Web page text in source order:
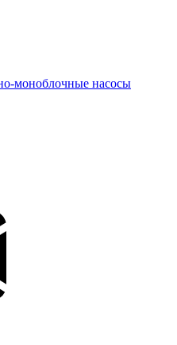
моноблочные насосы